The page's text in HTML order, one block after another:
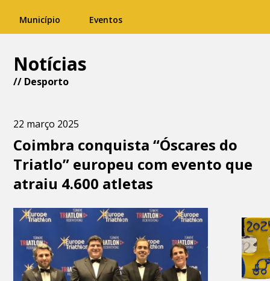
Município Eventos
Notícias
// Desporto
22 março 2025
Coimbra conquista “Óscares do
Triatlo” europeu com evento que
atraiu 4.600 atletas